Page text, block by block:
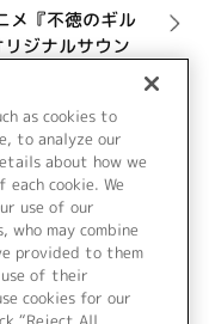
メ『不徳のギル
リジナルサウン
詳細を見る
as cookies to
to analyze our
about how we
cookie. We
use of our
may combine
provided to them
of their
cookies for our